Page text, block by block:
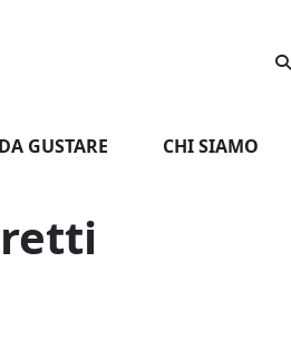
DA GUSTARE CHI SIAMO